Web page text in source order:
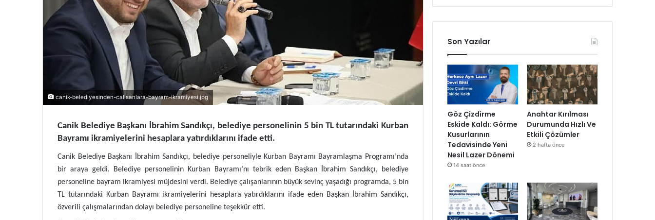
canik-belediyesinden-calisanlara-bayram-ikramiyesi.jpg
Canik Belediye Başkanı İbrahim Sandıkçı, belediye personelinin 5 bin TL tutarındaki Kurban
Bayramı ikramiyelerini hesaplara yatırdıklarını ifade etti.
Canik Belediye Başkanı İbrahim Sandıkçı, belediye personeliyle Kurban Bayramı Bayramlaşma Programı’nda
bir araya geldi. Belediye personelinin Kurban Bayramı’nı tebrik eden Başkan İbrahim Sandıkçı, belediye
personeline bayram ikramiyesi müjdesini verdi. Belediye çalışanlarının büyük sevinç yaşadığı programda, 5 bin
TL tutarındaki Kurban Bayramı ikramiyelerini hesaplara yatırdıklarını ifade eden Başkan İbrahim Sandıkçı,
özverili çalışmalarından dolayı belediye personeline teşekkür etti.
Son Yazılar
Göz Çizdirme
Eskide Kaldı: Görme
Kusurlarının
Tedavisinde Yeni
Nesil Lazer Dönemi
14 saat önce
Anahtar Kırılması
Durumunda Hızlı Ve
Etkili Çözümler
2 hafta önce